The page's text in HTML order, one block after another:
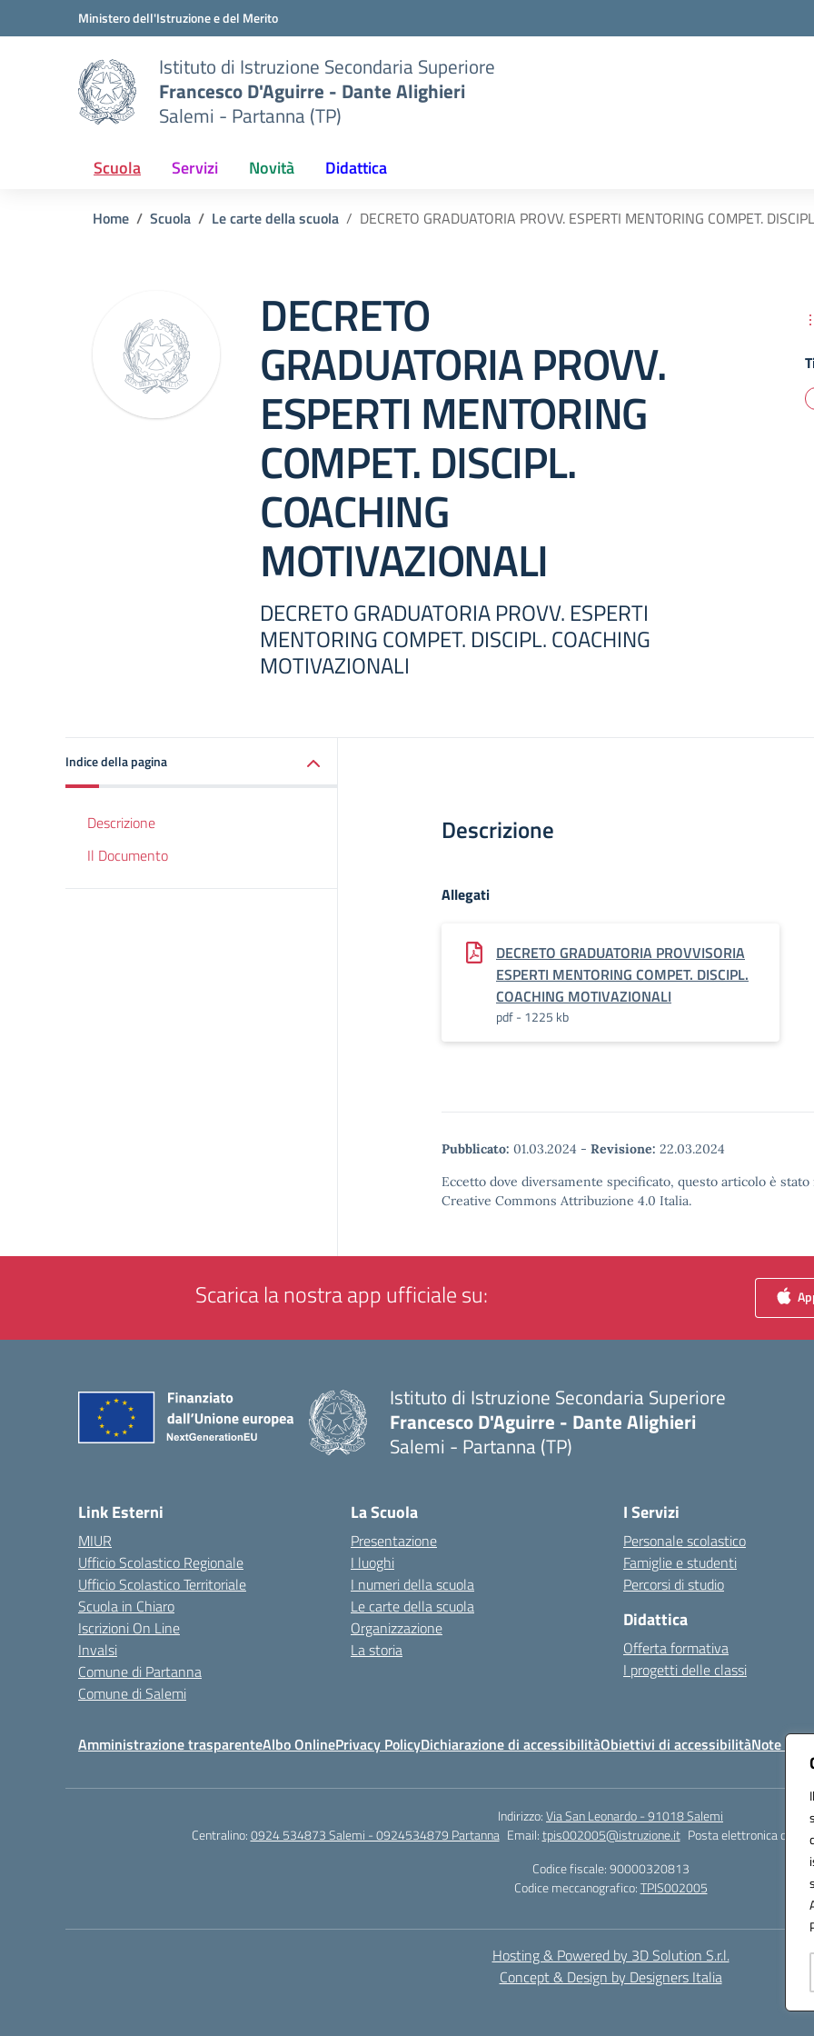
Vai ai contenuti
Vai al menu di navigazioneMinistero dell'Istruzione e del Merito
Istituto di Istruzione Secondaria Superiore
Francesco D'Aguirre - Dante Alighieri
Salemi - Partanna (TP)
Scuola Servizi Novità Didattica
Home Scuola Le carte della scuola DECRETO GRADUATORIA PROVV. ESPERTI MENTORING COMPET.
DECRETO
GRADUATORIA PROVV.
ESPERTI MENTORING
COMPET. DISCIPL.
COACHING
MOTIVAZIONALI
DECRETO GRADUATORIA PROVV. ESPERTI
MENTORING COMPET. DISCIPL. COACHING
MOTIVAZIONALI
Indice della pagina
Descrizione
Il Documento
Descrizione
Allegati
DECRETO GRADUATORIA PROVVISORIA
ESPERTI MENTORING COMPET. DISCIPL.
COACHING MOTIVAZIONALI
pdf - 1225 kb
Pubblicato: 01.03.2024 - Revisione: 22.03.2024
Eccetto dove diversamente specificato, questo articolo è
Creative Commons Attribuzione 4.0 Italia.
Scarica la nostra app ufficiale su:
Istituto di Istruzione Secondaria Superiore
Francesco D'Aguirre - Dante Alighieri
Salemi - Partanna (TP)
Link Esterni
MIUR
Ufficio Scolastico Regionale
Ufficio Scolastico Territoriale
Scuola in Chiaro
Iscrizioni On Line
Invalsi
Comune di Partanna
Comune di Salemi
La Scuola
Presentazione
I luoghi
I numeri della scuola
Le carte della scuola
Organizzazione
La storia
I Servizi
Personale scolastico
Famiglie e studenti
Percorsi di studio
Didattica
Offerta formativa
I progetti delle classi
Amministrazione trasparenteAlbo OnlinePrivacy PolicyDichiarazione di accessibilitàObiettivi di accessibilitàNote legali
Indirizzo:Via San Leonardo - 91018 Salemi
Centralino:0924 534873 Salemi - 0924534879 Partanna Email:tpis002005@istruzione.it Posta elettronica
Codice fiscale: 90000320813
Codice meccanografico:TPIS002005
Hosting & Powered by 3D Solution S.r.l.
Concept & Design by Designers Italia